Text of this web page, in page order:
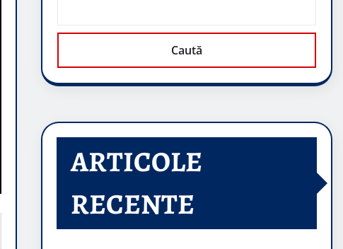
Caută
ARTICOLE
RECENTE